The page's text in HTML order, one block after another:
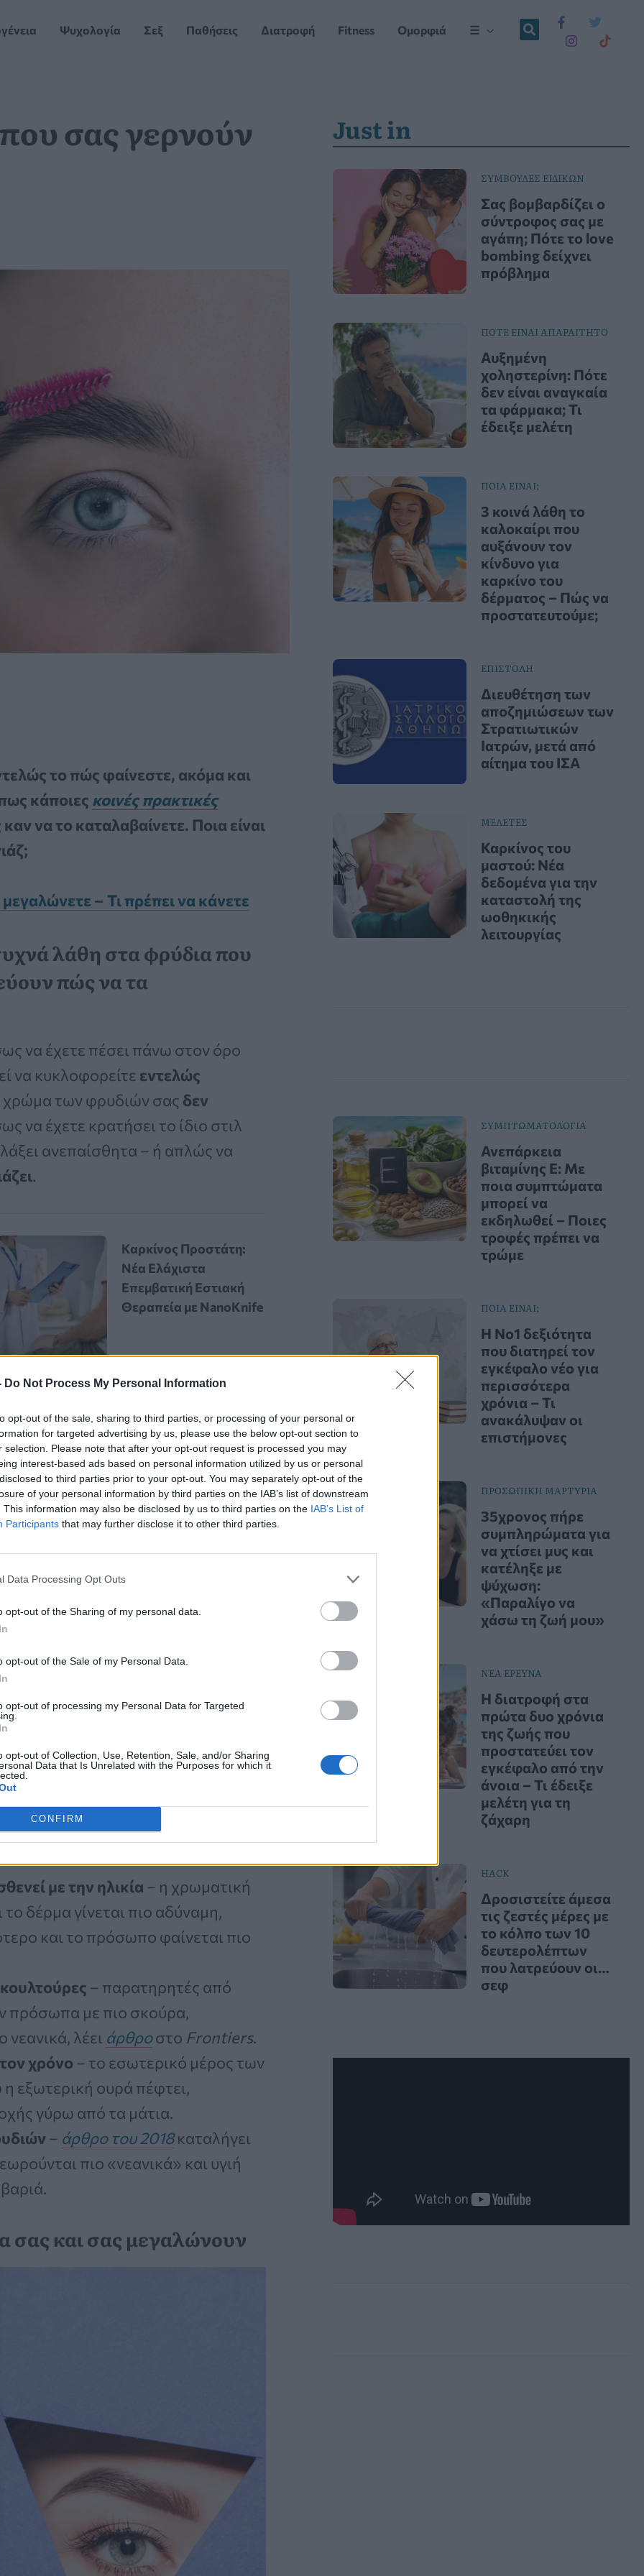
Do Not Process My Personal Information
opt-out of the sale, sharing to third parties, or processing of your personal or
for targeted advertising by us, please use the below opt-out section to
selection. Please note that after your opt-out request is processed you may
interest-based ads based on personal information utilized by us or personal
to third parties prior to your opt-out. You may separately opt-out of the
of your personal information by third parties on the IAB’s list of downstream
This information may also be disclosed by us to third parties on the IAB’s List of
Participants that may further disclose it to other third parties.
Data Processing Opt Outs
opt-out of the Sharing of my personal data.
opt-out of the Sale of my Personal Data.
opt-out of processing my Personal Data for Targeted
opt-out of Collection, Use, Retention, Sale, and/or Sharing
Data that Is Unrelated with the Purposes for which it
CONFIRM
Ψυχολογία Σεξ Παθήσεις Διατροφή Fitness Ομορφιά ☰
σας γερνούν
το πώς φαίνεστε, ακόμα και
κάποιες κοινές πρακτικές
να το καταλαβαίνετε. Ποια είναι
– Τι πρέπει να κάνετε
λάθη στα φρύδια που
πώς να τα
να έχετε πέσει πάνω στον όρο
να κυκλοφορείτε εντελώς
χρώμα των φρυδιών σας δεν
να έχετε κρατήσει το ίδιο στιλ
ανεπαίσθητα – ή απλώς να
.
Καρκίνος Προστάτη:
Νέα Ελάχιστα
Επεμβατική Εστιακή
Θεραπεία με NanoKnife
η makeup artistNina Soriano,«τα
πουπλαισιώνει τα μάτια σας και,
σας. Η δημιουργία ενός σχήματος
πραγματικά να αλλάξει τον
προς τα έξω». Τα καλά νέα, όμως,
για να δείτε μεγάλη διαφορά.
την ηλικία μας;
αλλάζουν με την ηλικία, και αυτές οι
φαίνεται
το σχήμα και τη θέση των
υποσυνείδητα ως δείκτες
με την ηλικία – η χρωματική
δέρμα γίνεται πιο αδύναμη,
και το πρόσωπο φαίνεται πιο
κουλτούρες – παρατηρητές από
πρόσωπα με πιο σκούρα,
λέει άρθροστο Frontiers.
χρόνο – το εσωτερικό μέρος των
η εξωτερική ουρά πέφτει,
γύρω από τα μάτια.
– άρθρο του 2018καταλήγει
πιο «νεανικά» και υγιή
σας και σας μεγαλώνουν
Just in
ΣΥΜΒΟΥΛΕΣ ΕΙΔΙΚΩΝ
Σας βομβαρδίζει ο
σύντροφος σας με
αγάπη; Πότε το love
bombing δείχνει
πρόβλημα
ΠΟΤΕ ΕΙΝΑΙ ΑΠΑΡΑΙΤΗΤΟ
Αυξημένη
χοληστερίνη: Πότε
δεν είναι αναγκαία
τα φάρμακα; Τι
έδειξε μελέτη
ΠΟΙΑ ΕΙΝΑΙ;
3 κοινά λάθη το
καλοκαίρι που
αυξάνουν τον
κίνδυνο για
καρκίνο του
δέρματος – Πώς να
προστατευτούμε;
ΕΠΙΣΤΟΛΗ
Διευθέτηση των
αποζημιώσεων των
Στρατιωτικών
Ιατρών, μετά από
αίτημα του ΙΣΑ
ΜΕΛΕΤΕΣ
Καρκίνος του
μαστού: Νέα
δεδομένα για την
καταστολή της
ωοθηκικής
λειτουργίας
ΣΥΜΠΤΩΜΑΤΟΛΟΓΙΑ
Ανεπάρκεια
βιταμίνης Ε: Με
ποια συμπτώματα
μπορεί να
εκδηλωθεί – Ποιες
τροφές πρέπει να
τρώμε
ΠΟΙΑ ΕΙΝΑΙ;
Η Νο1 δεξιότητα
που διατηρεί τον
εγκέφαλο νέο για
περισσότερα
χρόνια – Τι
ανακάλυψαν οι
επιστήμονες
ΠΡΟΣΩΠΙΚΗ ΜΑΡΤΥΡΙΑ
35χρονος πήρε
συμπληρώματα για
να χτίσει μυς και
κατέληξε με
ψύχωση:
«Παραλίγο να
χάσω τη ζωή μου»
ΝΕΑ ΕΡΕΥΝΑ
Η διατροφή στα
πρώτα δυο χρόνια
της ζωής που
προστατεύει τον
εγκέφαλο από την
άνοια – Τι έδειξε
μελέτη για τη
ζάχαρη
HACK
Δροσιστείτε άμεσα
τις ζεστές μέρες με
το κόλπο των 10
δευτερολέπτων
που λατρεύουν οι…
σεφ